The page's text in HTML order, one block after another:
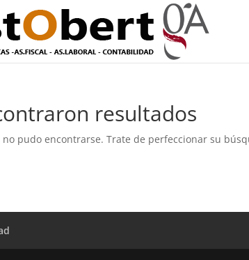
resultados
no pudo encontrarse. Trate de perfeccionar su